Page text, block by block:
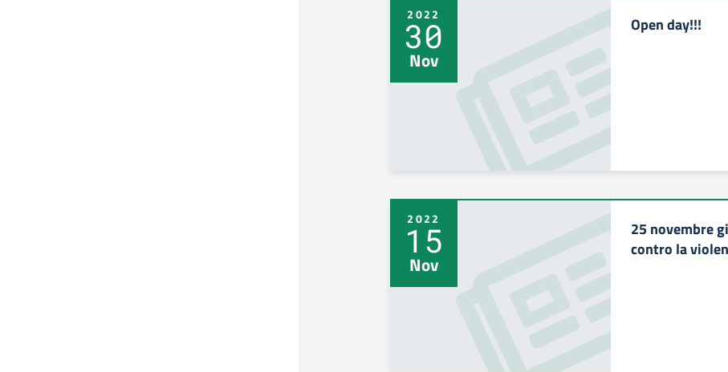
2022
30
Nov
Open day!!!
2022
15
Nov
25 novembre
contro la